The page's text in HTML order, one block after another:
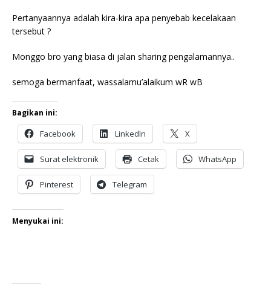
Pertanyaannya adalah kira-kira apa penyebab kecelakaan
tersebut ?
Monggo bro yang biasa di jalan sharing pengalamannya..
semoga bermanfaat, wassalamu’alaikum wR wB
Bagikan ini:
Facebook LinkedIn X
Surat elektronik Cetak WhatsApp
Pinterest Telegram
Menyukai ini: